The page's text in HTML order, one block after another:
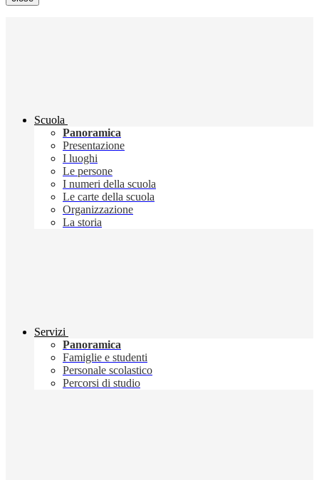
Scuola
Panoramica
Presentazione
I luoghi
Le persone
I numeri della scuola
Le carte della scuola
Organizzazione
La storia
Servizi
Panoramica
Famiglie e studenti
Personale scolastico
Percorsi di studio